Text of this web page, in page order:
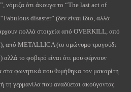
”, νόμιζα ότι άκουγα το “The last act of
Fabulous disaster” (δεν είναι ίδιο, αλλά
πολλά στοιχεία από OVERKILL , από
από METALLICA (το ομώνυμο τραγούδι
αλλά το φοβερό είναι ότι μου φέρνουν
στα φωνητικά που θυμήθηκα τον μακαρίτη
τη γερμανίλα που αναδύεται ακούγοντας